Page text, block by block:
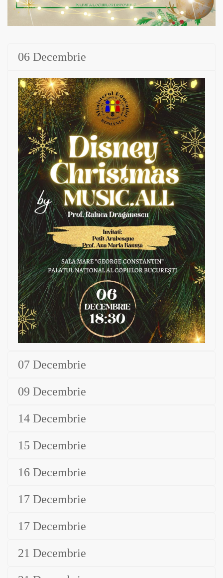
06 Decembrie
07 Decembrie
09 Decembrie
14 Decembrie
15 Decembrie
16 Decembrie
17 Decembrie
17 Decembrie
21 Decembrie